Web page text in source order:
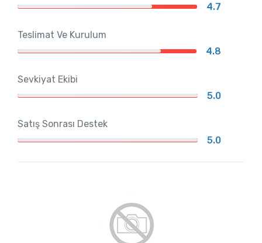
4.7
Teslimat Ve Kurulum
4.8
Sevkiyat Ekibi
5.0
Satış Sonrası Destek
5.0